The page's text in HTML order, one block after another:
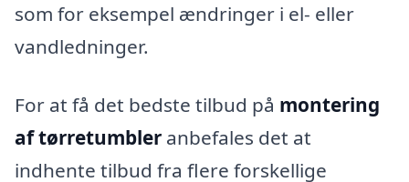
som for eksempel ændringer i el- eller
vandledninger.
For at få det bedste tilbud på montering
af tørretumbler anbefales det at
indhente tilbud fra flere forskellige